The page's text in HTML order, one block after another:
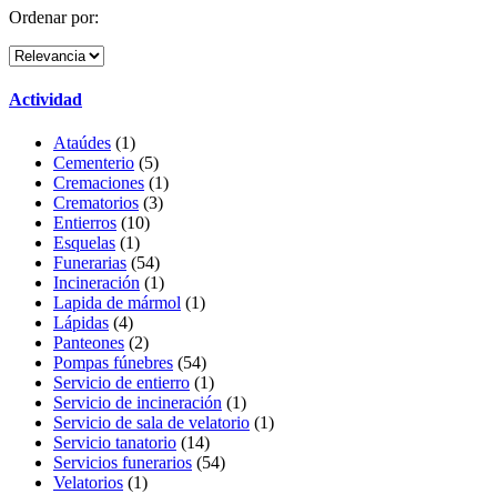
Ordenar por:
Actividad
Ataúdes (1)
Cementerio (5)
Cremaciones (1)
Crematorios (3)
Entierros (10)
Esquelas (1)
Funerarias (54)
Incineración (1)
Lapida de mármol (1)
Lápidas (4)
Panteones (2)
Pompas fúnebres (54)
Servicio de entierro (1)
Servicio de incineración (1)
Servicio de sala de velatorio (1)
Servicio tanatorio (14)
Servicios funerarios (54)
Velatorios (1)